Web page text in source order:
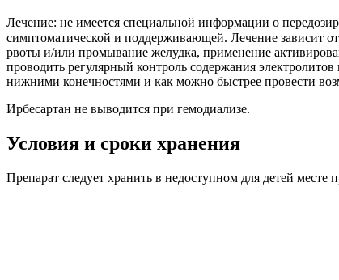
Лечение: не имеется специальной информации о
симптоматической и поддерживающей. Лечение зависит
рвоты и/или промывание желудка, применение
проводить регулярный контроль содержания
нижними конечностями и как можно быстрее провести
Ирбесартан не выводится при гемодиализе.
Условия и сроки хранения
Препарат следует хранить в недоступном для детей